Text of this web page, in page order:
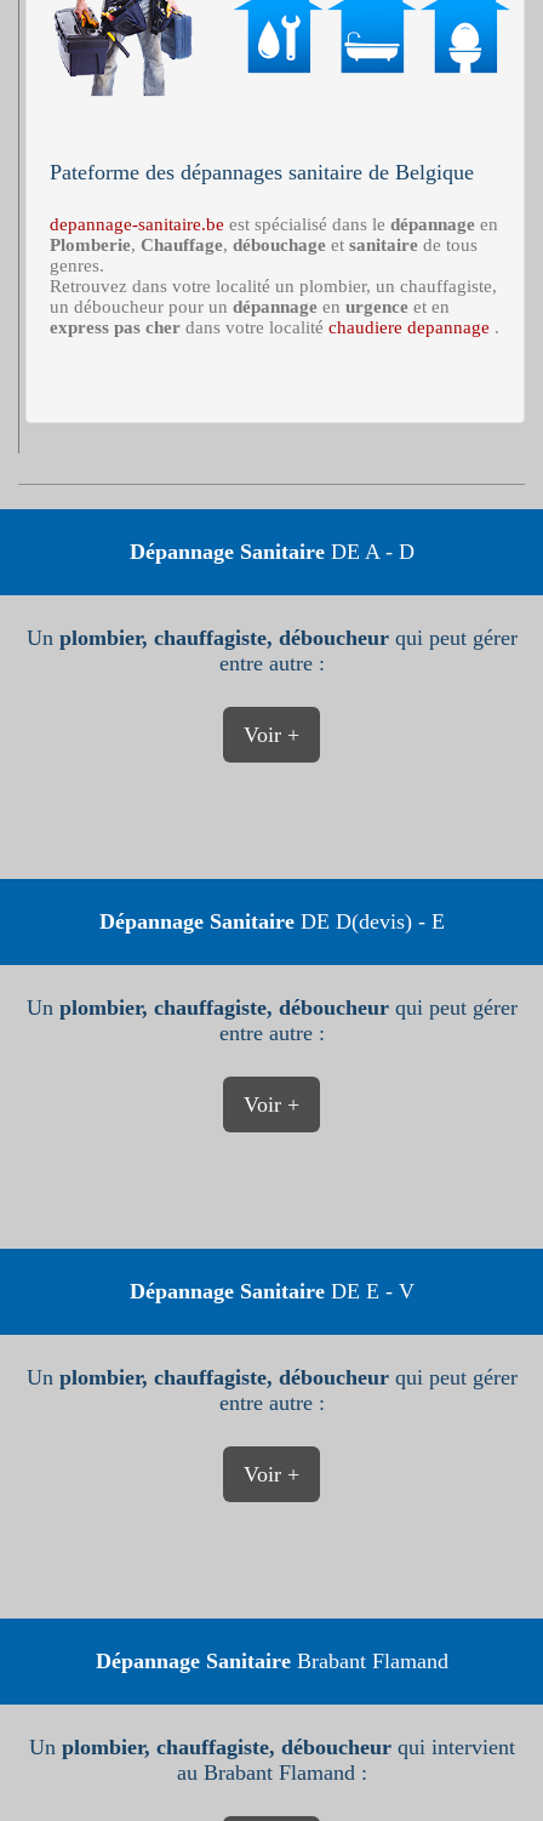
Pateforme des dépannages sanitaire de Belgique
depannage-sanitaire.be est spécialisé dans le dépannage en
Plomberie, Chauffage, débouchage et sanitaire de tous
genres.
Retrouvez dans votre localité un plombier, un chauffagiste,
un déboucheur pour un dépannage en urgence et en
express pas cher dans votre localité chaudiere depannage .
Dépannage SanitaireDE A - D
Un plombier, chauffagiste, déboucheurqui peut gérer
entre autre :
Voir +
Dépannage SanitaireDE D(devis) - E
Un plombier, chauffagiste, déboucheurqui peut gérer
entre autre :
Voir +
Dépannage SanitaireDE E - V
Un plombier, chauffagiste, déboucheurqui peut gérer
entre autre :
Voir +
Dépannage SanitaireBrabant Flamand
Un plombier, chauffagiste, déboucheurqui intervient
au Brabant Flamand :